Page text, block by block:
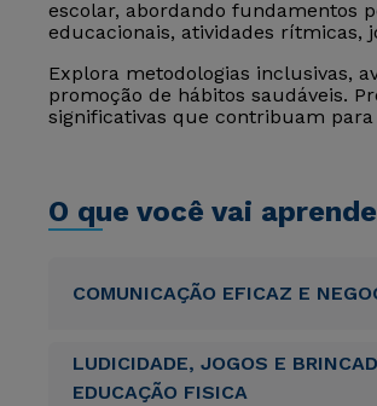
escolar, abordando fundamentos
educacionais, atividades rítmicas,
Explora metodologias inclusivas,
promoção de hábitos saudáveis.
significativas que contribuam
O que você vai
COMUNICAÇÃO EFICAZ E
LUDICIDADE, JOGOS E
EDUCAÇÃO FISICA